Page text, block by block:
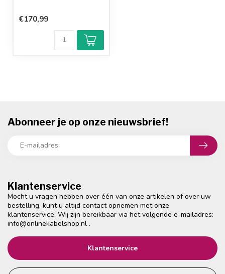
€170,99
Klantenservice
Mocht u vragen hebben over één van onze artikelen of over uw
bestelling, kunt u altijd contact opnemen met onze
klantenservice. Wij zijn bereikbaar via het volgende e-mailadres:
info@onlinekabelshop.nl .
Klantenservice
Abonneer je op onze nieuwsbrief!